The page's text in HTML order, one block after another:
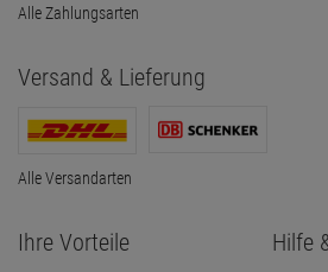
Alle Zahlungsarten
Versand & Lieferung
Alle Versandarten
Ihre Vorteile Hilfe